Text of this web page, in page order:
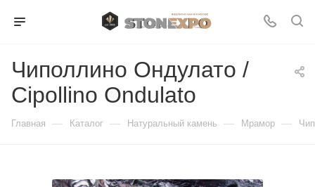
Чиполлино Ондулато /
Cipollino Ondulato
Главная — Каталог — Натуральный камень — Мрамор —